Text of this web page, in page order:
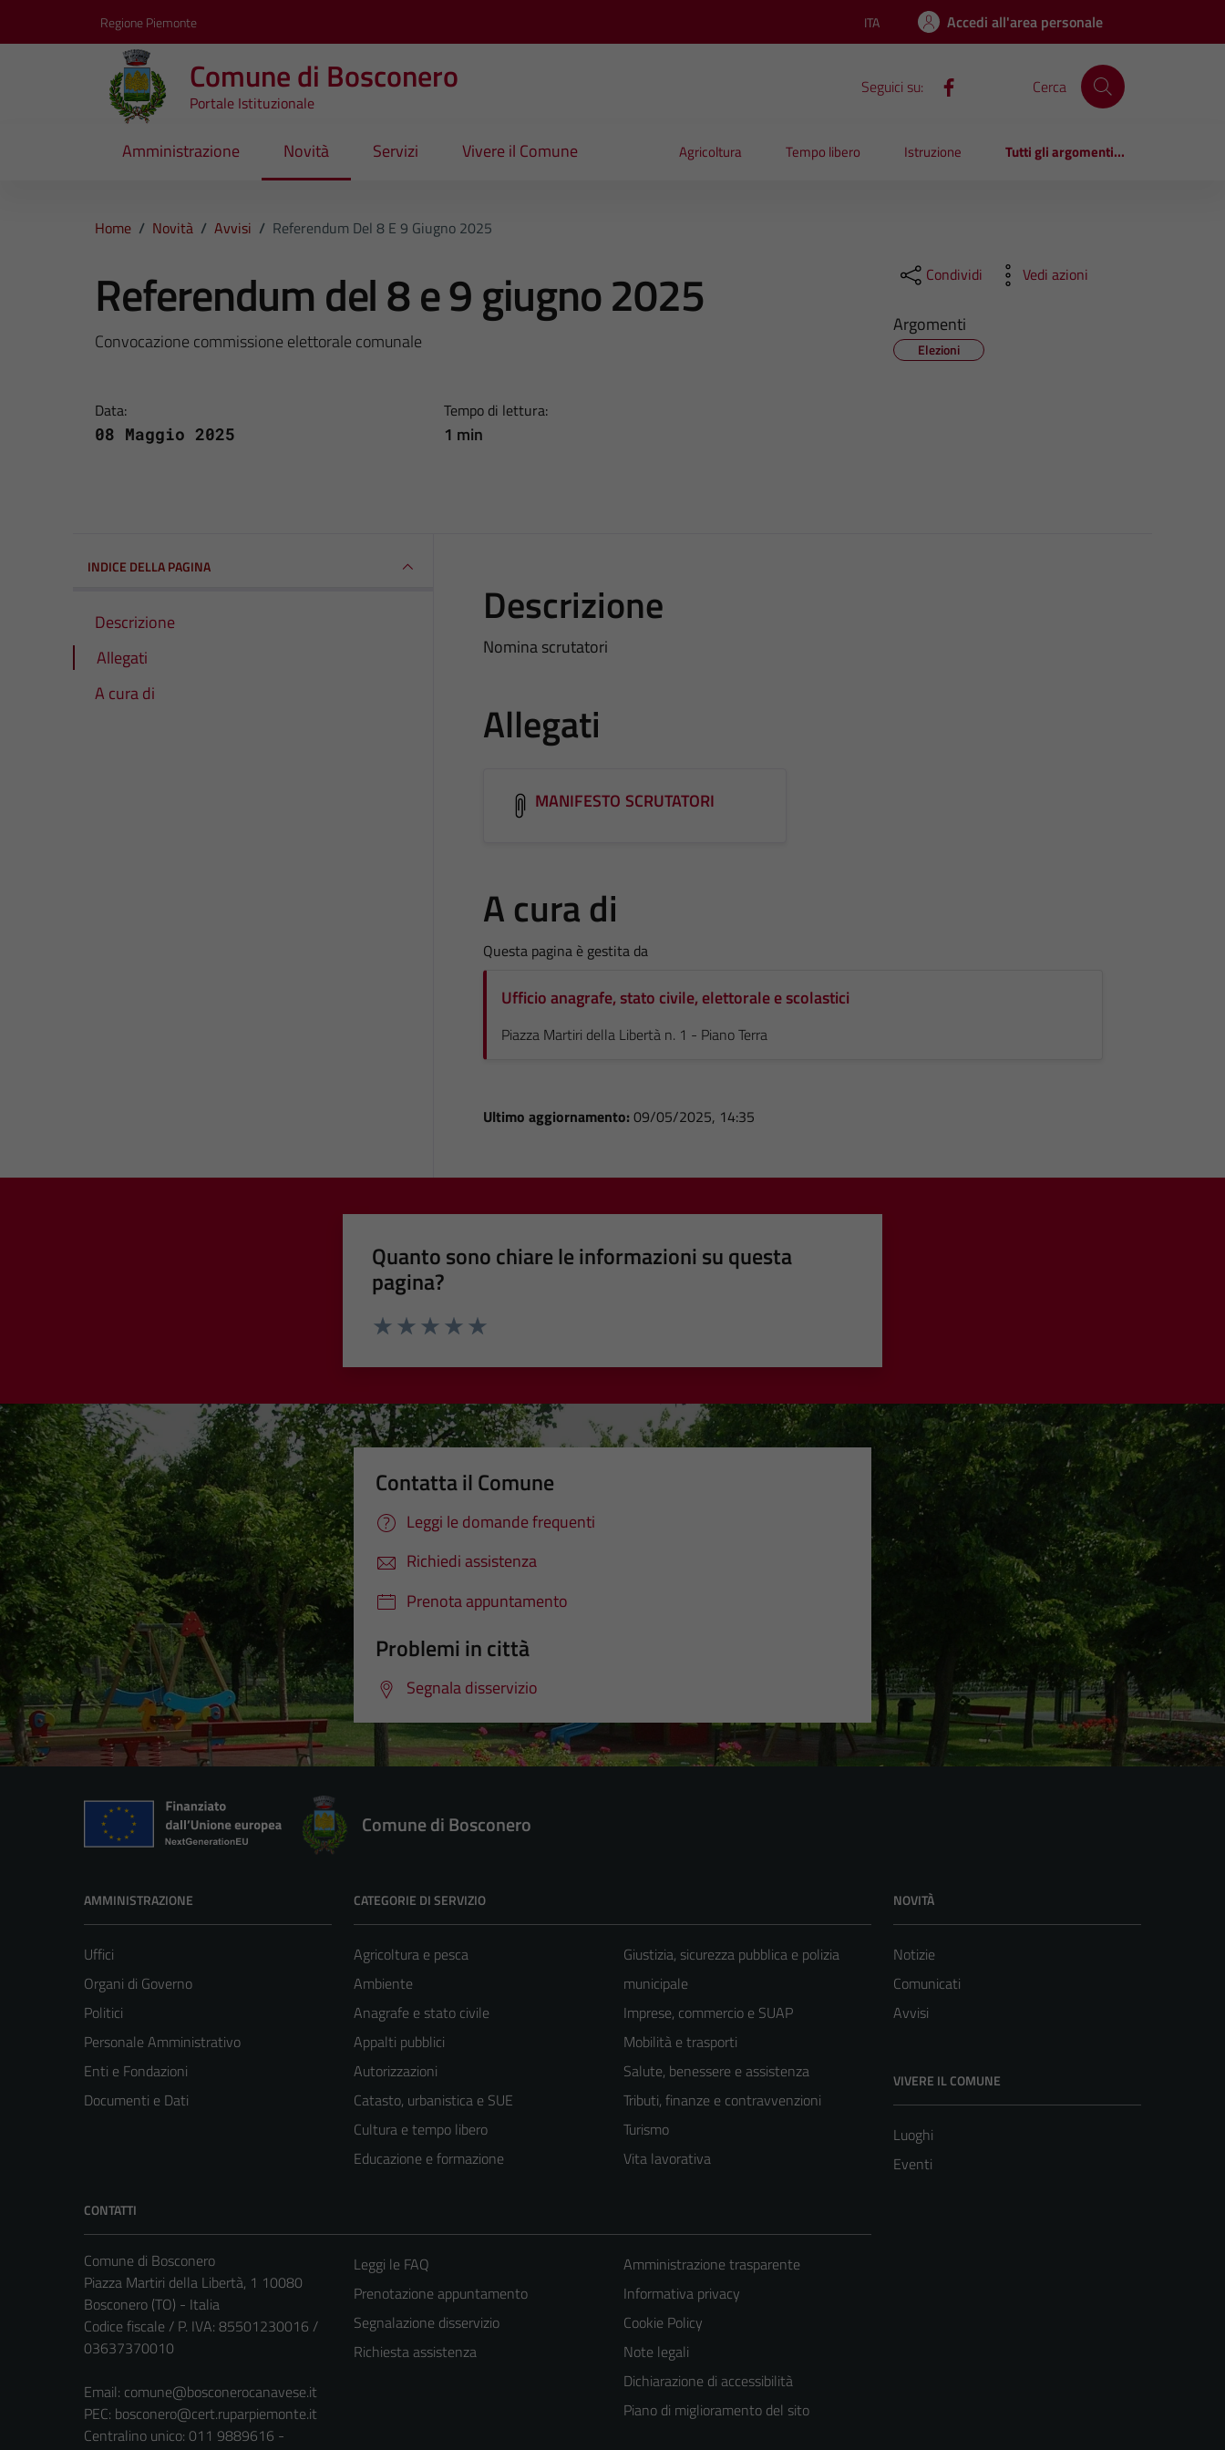
Regione Piemonte Lingua attiva:
ITA Accedi all'area personale
Comune di Bosconero
Portale Istituzionale
Seguici su: Cerca
Amministrazione Novità Servizi Vivere il Comune Agricoltura Tempo libero Istruzione Tutti gli argomenti...
Home / Novità / Avvisi / Referendum Del 8 E 9 Giugno 2025
Referendum del 8 e 9 giugno 2025
Convocazione commissione elettorale comunale
Data:
08 Maggio 2025
Tempo di lettura:
1 min
Condividi Vedi azioni
Argomenti
Elezioni
INDICE DELLA PAGINA
Descrizione
Allegati
A cura di
Descrizione
Nomina scrutatori
Allegati
MANIFESTO SCRUTATORI
A cura di
Questa pagina è gestita da
Ufficio anagrafe, stato civile, elettorale e scolastici
Piazza Martiri della Libertà n. 1 - Piano Terra
Ultimo aggiornamento: 09/05/2025, 14:35
Quanto sono chiare le informazioni su questa
pagina?
Contatta il Comune
Leggi le domande frequenti
Richiedi assistenza
Prenota appuntamento
Problemi in città
Segnala disservizio
Comune di Bosconero
AMMINISTRAZIONE
Uffici
Organi di Governo
Politici
Personale Amministrativo
Enti e Fondazioni
Documenti e Dati
CATEGORIE DI SERVIZIO
Agricoltura e pesca
Ambiente
Anagrafe e stato civile
Appalti pubblici
Autorizzazioni
Catasto, urbanistica e SUE
Cultura e tempo libero
Educazione e formazione
Giustizia, sicurezza pubblica e polizia
municipale
Imprese, commercio e SUAP
Mobilità e trasporti
Salute, benessere e assistenza
Tributi, finanze e contravvenzioni
Turismo
Vita lavorativa
NOVITÀ
Notizie
Comunicati
Avvisi
VIVERE IL COMUNE
Luoghi
Eventi
CONTATTI
Comune di Bosconero
Piazza Martiri della Libertà, 1 10080
Bosconero (TO) - Italia
Codice fiscale / P. IVA: 85501230016 /
03637370010
Email: comune@bosconerocanavese.it
PEC: bosconero@cert.ruparpiemonte.it
Centralino unico: 011 9889616 -
Leggi le FAQ
Prenotazione appuntamento
Segnalazione disservizio
Richiesta assistenza
Amministrazione trasparente
Informativa privacy
Cookie Policy
Note legali
Dichiarazione di accessibilità
Piano di miglioramento del sito